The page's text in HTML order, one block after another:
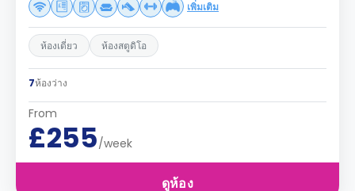
เพิ่มเติม
ห้องเดี่ยว ห้องสตูดิโอ
7ห้องว่าง
From
£255/week
ดูห้อง